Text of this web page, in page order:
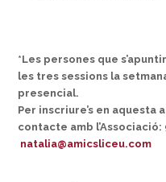
*Les persones que
les tres sessions la
presencial.
Per inscriure’s en aquesta
contacte amb l’Associació:
natalia@amicsliceu.com